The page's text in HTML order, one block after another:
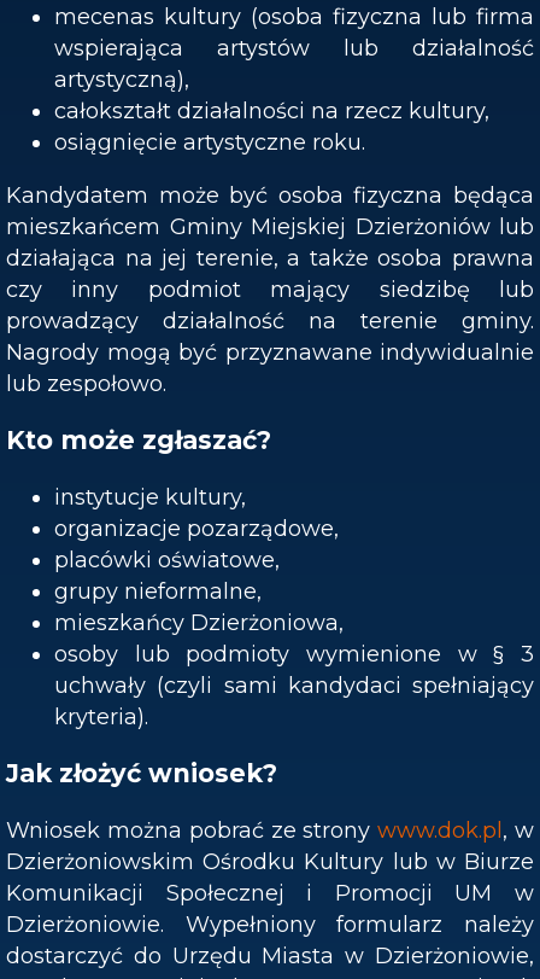
mecenas kultury (osoba fizyczna lub firma
wspierająca artystów lub działalność
artystyczną),
całokształt działalności na rzecz kultury,
osiągnięcie artystyczne roku.
Kandydatem może być osoba fizyczna będąca
mieszkańcem Gminy Miejskiej Dzierżoniów lub
działająca na jej terenie, a także osoba prawna
czy inny podmiot mający siedzibę lub
prowadzący działalność na terenie gminy.
Nagrody mogą być przyznawane indywidualnie
lub zespołowo.
Kto może zgłaszać?
instytucje kultury,
organizacje pozarządowe,
placówki oświatowe,
grupy nieformalne,
mieszkańcy Dzierżoniowa,
osoby lub podmioty wymienione w § 3
uchwały (czyli sami kandydaci spełniający
kryteria).
Jak złożyć wniosek?
Wniosek można pobrać ze stronywww.dok.pl , w
Dzierżoniowskim Ośrodku Kultury lub w Biurze
Komunikacji Społecznej i Promocji UM w
Dzierżoniowie. Wypełniony formularz należy
dostarczyć do Urzędu Miasta w Dzierżoniowie,